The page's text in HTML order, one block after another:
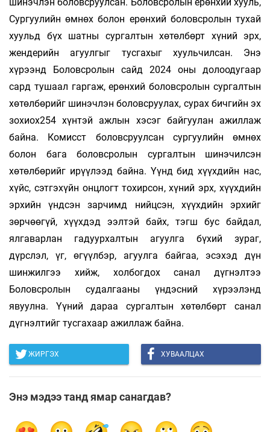
шинэчлэн боловсруулсан. Боловсролын ерөнхий хууль,
Сургуулийн өмнөх болон ерөнхий боловсролын тухай
хуульд бүх шатны сургалтын хөтөлбөрт хүний эрх,
жендерийн агуулгыг тусгахыг хуульчилсан. Энэ
хүрээнд Боловсролын сайд 2024 оны долоодугаар
сард тушаал гаргаж, ерөнхий боловсролын сургалтын
хөтөлбөрийг шинэчлэн боловсруулах, сурах бичгийн эх
зохиох254 хүнтэй ажлын хэсэг байгуулан ажиллаж
байна. Комисст боловсруулсан сургуулийн өмнөх
болон бага боловсролын сургалтын шинэчилсэн
хөтөлбөрийг ирүүлээд байна. Үүнд бид хүүхдийн нас,
хүйс, сэтгэхүйн онцлогт тохирсон, хүний эрх, хүүхдийн
эрхийн үндсэн зарчимд нийцсэн, хүүхдийн эрхийг
зөрчөөгүй, хүүхдэд ээлтэй байх, тэгш бус байдал,
ялгаварлан гадуурхалтын агуулга бүхий зураг,
дүрслэл, үг, өгүүлбэр, агуулга байгаа, эсэхэд дүн
шинжилгээ хийж, холбогдох санал дүгнэлтээ
Боловсролын судалгааны үндэсний хүрээлэнд
явуулна. Үүний дараа сургалтын хөтөлбөрт санал
дүгнэлтийг тусгахаар ажиллаж байна.
ЖИРГЭХ ХУВААЛЦАХ
Энэ мэдээ танд ямар санагдав?